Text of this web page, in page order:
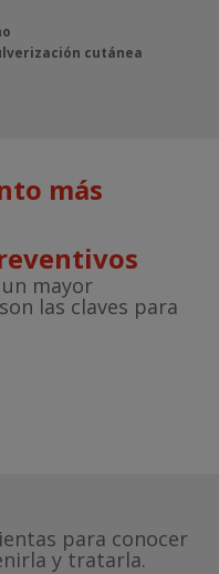
cutánea
más
mayor
las claves para
para conocer
y tratarla.